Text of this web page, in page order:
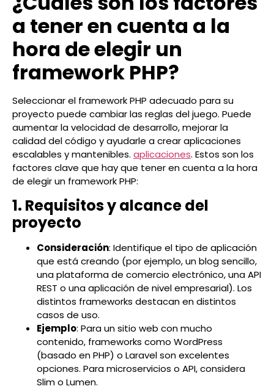
a tener en cuenta a la
hora de elegir un
framework PHP?
Seleccionar el framework PHP adecuado para su
proyecto puede cambiar las reglas del juego. Puede
aumentar la velocidad de desarrollo, mejorar la
calidad del código y ayudarle a crear aplicaciones
escalables y mantenibles. aplicaciones. Estos son los
factores clave que hay que tener en cuenta a la hora
de elegir un framework PHP:
1. Requisitos y alcance del
proyecto
Consideración: Identifique el tipo de aplicación
que está creando (por ejemplo, un blog sencillo,
una plataforma de comercio electrónico, una API
REST o una aplicación de nivel empresarial). Los
distintos frameworks destacan en distintos
casos de uso.
Ejemplo: Para un sitio web con mucho
contenido, frameworks como WordPress
(basado en PHP) o Laravel son excelentes
opciones. Para microservicios o API, considera
Slim o Lumen.